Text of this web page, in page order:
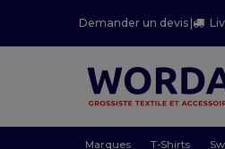
Demander un devis |
Marques T-Shirts